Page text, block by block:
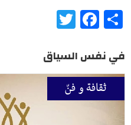
Share
Facebook
في نفس السياق
ثقافة و فنّ